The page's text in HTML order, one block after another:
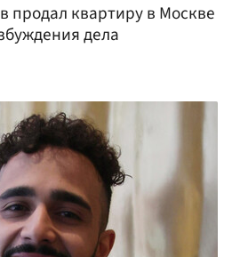
продал квартиру в Москве
дела